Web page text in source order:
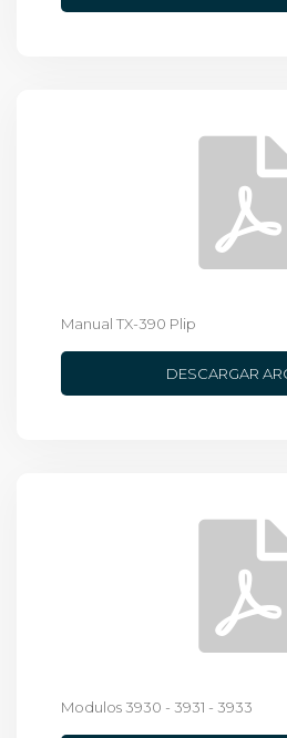
Manual TX-390 Plip
DESCARGAR
Modulos 3930 - 3931 - 3933